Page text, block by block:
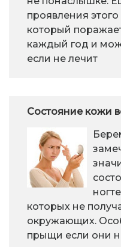
проявления этого
который
каждый год и
если не лечит
Состояние кожи
которых не
окружающих.
прыщи если они